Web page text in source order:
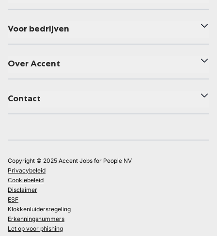
Voor bedrijven
Over Accent
Contact
Copyright © 2025 Accent Jobs for People NV
Privacybeleid
Cookiebeleid
Disclaimer
ESF
Klokkenluidersregeling
Erkenningsnummers
Let op voor phishing